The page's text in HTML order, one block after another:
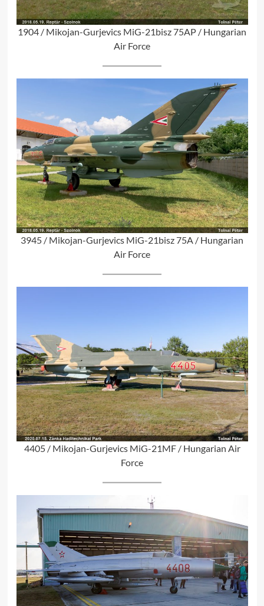
1904 / Mikojan-Gurjevics MiG-21bisz 75AP / Hungarian
Air Force
3945 / Mikojan-Gurjevics MiG-21bisz 75A / Hungarian
Air Force
4405 / Mikojan-Gurjevics MiG-21MF / Hungarian Air
Force